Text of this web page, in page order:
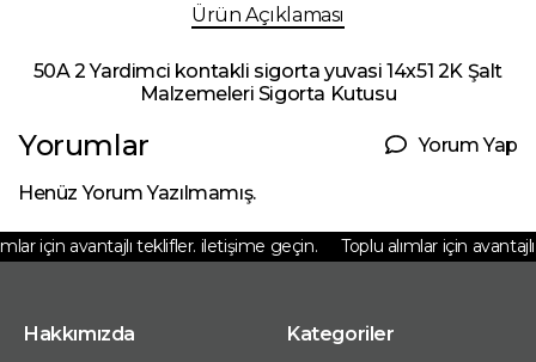
Ürün Açıklaması
50A 2 Yardimci kontakli sigorta yuvasi 14x51 2K Şalt
Malzemeleri Sigorta Kutusu
Yorumlar Yorum Yap
Henüz Yorum Yazılmamış.
için avantajlı teklifler. iletişime geçin. Toplu alımlar için
Hakkımızda Kategoriler